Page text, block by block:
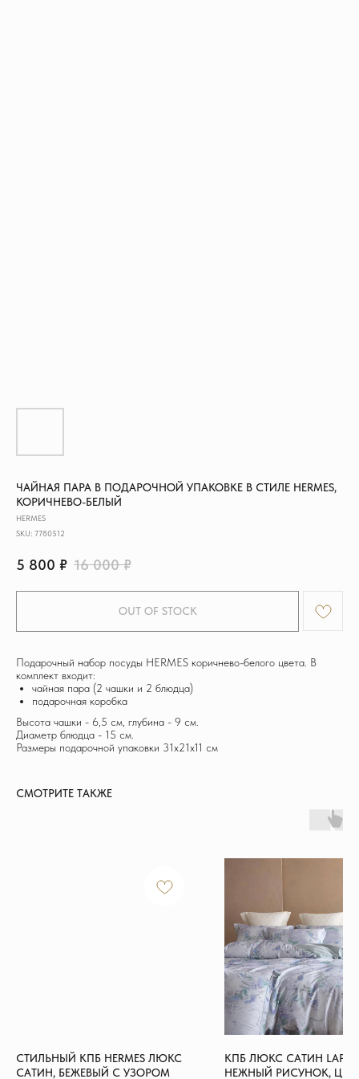
ЧАЙНАЯ ПАРА В ПОДАРОЧНОЙ УПАКОВКЕ В СТИЛЕ HERMES,
КОРИЧНЕВО-БЕЛЫЙ
HERMES
SKU: 7780512
5 800 ₽ 16 000 ₽
OUT OF STOCK
Подарочный набор посуды HERMES коричнево-белого цвета. В
комплект входит:
чайная пара (2 чашки и 2 блюдца)
подарочная коробка
Высота чашки - 6,5 см, глубина - 9 см.
Диаметр блюдца - 15 см.
Размеры подарочной упаковки 31х21х11 см
СМОТРИТЕ ТАКЖЕ
СТИЛЬНЫЙ КПБ HERMES ЛЮКС
САТИН, БЕЖЕВЫЙ С УЗОРОМ
КПБ ЛЮКС САТИН
НЕЖНЫЙ РИСУНОК, ЦВЕТ
© 2022 - 2026 ShikHouse
МЫ В СОЦСЕТЯХ